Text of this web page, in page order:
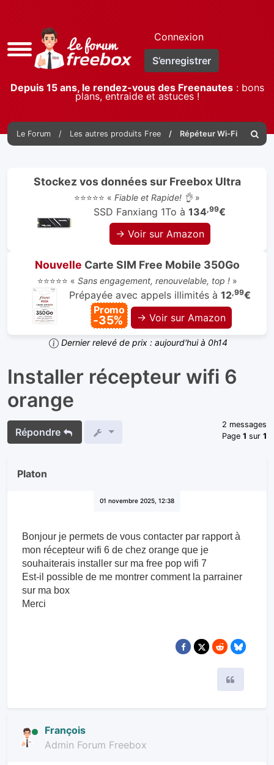
Accès
rapide
Connexion
S’enregistrer
Depuis 15 ans, le rendez-vous des Freenautes: bons
plans, entraide et astuces !
Le Forum Les autres produits Free Répéteur Wi-Fi
Stockez vos données sur Freebox Ultra
⭐⭐⭐⭐⭐ « Fiable et Rapide! 👌»
SSD Fanxiang 1To à 134,99€
→ Voir sur Amazon
Nouvelle Carte SIM Free Mobile 350Go
⭐⭐⭐⭐⭐ « Sans engagement, renouvelable, top !»
Prépayée avec appels illimités à 12,99€
Promo
-35% → Voir sur Amazon
Dernier relevé de prix : aujourd'hui à 0h14
Installer récepteur wifi 6
orange
Répondre
2 messages
Page1 sur1
Platon
01 novembre 2025, 12:38
Bonjour je permets de vous contacter par rapport à
mon récepteur wifi 6 de chez orange que je
souhaiterais installer sur ma free pop wifi 7
Est-il possible de me montrer comment la parrainer
sur ma box
Merci
François
Admin Forum Freebox